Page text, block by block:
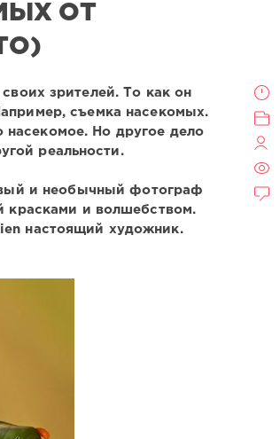
ОТ
зрителей. То как он
съемка насекомых.
насекомое. Но другое дело
реальности.
и необычный фотограф
красками и волшебством.
настоящий художник.